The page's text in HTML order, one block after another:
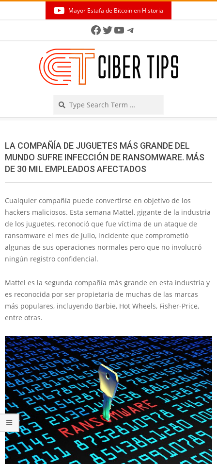
Mayor Estafa de Bitcoin en Historia
Facebook
Twitter
YouTube
Telegram
LA COMPAÑÍA DE JUGUETES MÁS GRANDE DEL
MUNDO SUFRE INFECCIÓN DE RANSOMWARE. MÁS
DE 30 MIL EMPLEADOS AFECTADOS
Cualquier compañía puede convertirse en objetivo de los
hackers maliciosos. Esta semana Mattel, gigante de la industria
de los juguetes, reconoció que fue víctima de un ataque de
ransomware el mes de julio, incidente que comprometió
algunas de sus operaciones normales pero que no involucró
ningún registro confidencial.
Mattel es la segunda compañía más grande en esta industria y
es reconocida por ser propietaria de muchas de las marcas
más populares, incluyendo Barbie, Hot Wheels, Fisher-Price,
entre otras.